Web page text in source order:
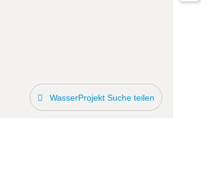
WasserProjekt Suche teilen